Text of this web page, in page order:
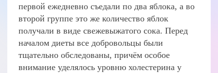
первой ежедневно съедали по два яблока, а во
второй группе это же количество яблок
получали в виде свежевыжатого сока. Перед
началом диеты все добровольцы были
тщательно обследованы, причём особое
внимание уделялось уровню холестерина у